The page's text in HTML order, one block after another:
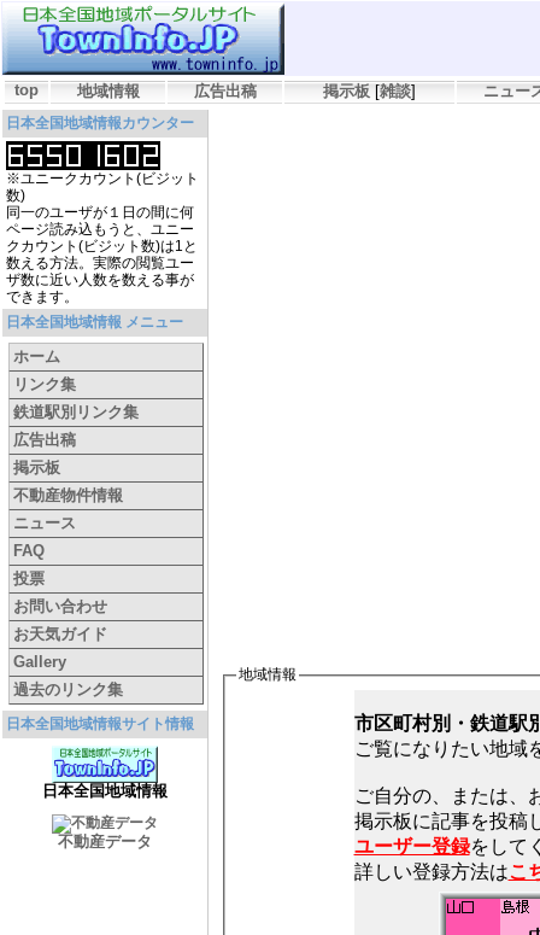
top 地域情報 広告出稿 掲示板 [雑談] ニュー
日本全国地域情報カウンター
※ユニークカウント(ビジット
数)
同一のユーザが１日の間に何
ページ読み込もうと、ユニー
クカウント(ビジット数)は1と
数える方法。実際の閲覧ユー
ザ数に近い人数を数える事が
できます。
日本全国地域情報 メニュー
ホーム
リンク集
鉄道駅別リンク集
広告出稿
掲示板
不動産物件情報
ニュース
FAQ
投票
お問い合わせ
お天気ガイド
Gallery
過去のリンク集
日本全国地域情報サイト情報
日本全国地域情報
不動産データ
地域情報
市区町村別・鉄道駅
ご覧になりたい地域
ご自分の、または、
ユーザー登録をして
詳しい登録方法はこ